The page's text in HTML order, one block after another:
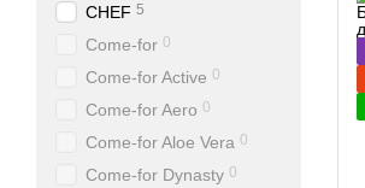
CHEF 5
Come-for 0
Come-for Active 0
Come-for Aero 0
Come-for Aloe Vera 0
Come-for Dynasty 0